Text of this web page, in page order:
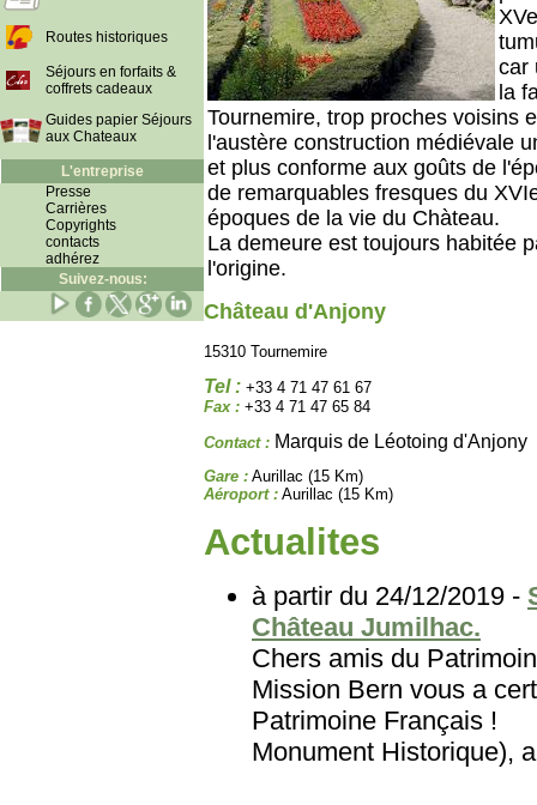
Routes historiques
Séjours en forfaits &
coffrets cadeaux
Guides papier Séjours
aux Chateaux
L'entreprise
Presse
Carrières
Copyrights
contacts
adhérez
Suivez-nous:
car
la
Tournemire, trop proches voisins
l'austère construction médiévale
et plus conforme aux goûts de
de remarquables fresques du
époques de la vie du Chàteau.
La demeure est toujours habitée
l'origine.
Château d'Anjony
15310 Tournemire
Tel : +33 4 71 47 61 67
Fax : +33 4 71 47 65 84
Contact : Marquis de Léotoing d'Anjony
Gare : Aurillac (15 Km)
Aéroport : Aurillac (15 Km)
Actualites
à partir du 24/12/2019 -
Château Jumilhac.
Chers amis du
Mission Bern vous a
Patrimoine
Monument Historique),